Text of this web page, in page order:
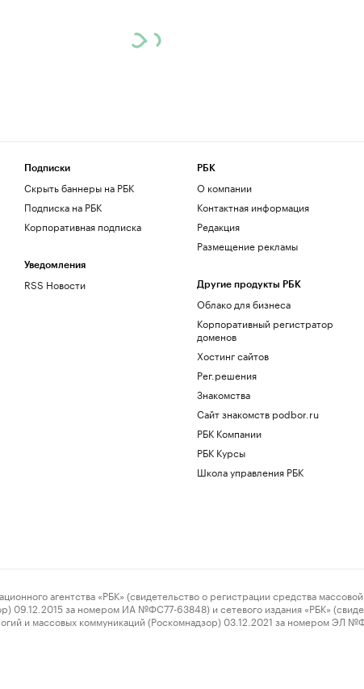
Подписки
Скрыть баннеры на РБК
Подписка на РБК
Корпоративная подписка
Уведомления
RSS Новости
РБК
О компании
Контактная информация
Редакция
Размещение рекламы
Другие продукты РБК
Облако для бизнеса
Корпоративный регистратор
доменов
Хостинг сайтов
Рег.решения
Знакомства
Сайт знакомств podbor.ru
РБК Компании
РБК Курсы
Школа управления РБК
агентства «РБК» (свидетельство о регистрации средства
за номером ИА №ФС77-63848) и сетевого издания «РБК»
и массовых коммуникаций (Роскомнадзор) 03.12.2021 за номером ЭЛ